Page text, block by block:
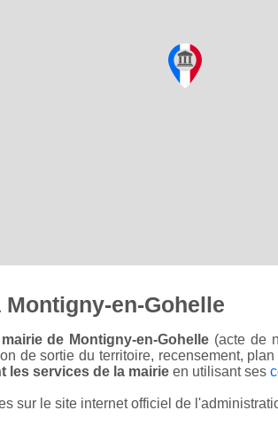
en-Gohelle
de Montigny-en-Gohelle (acte de
de sortie du territoire, recensement,
les services de la mairie en utilisant ses
sur le site internet officiel de